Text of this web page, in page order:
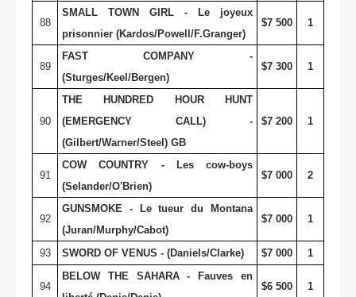
88
SMALL TOWN GIRL - Le joyeux
prisonnier (Kardos/Powell/F.Granger)
$7 500 1
89
FAST COMPANY -
(Sturges/Keel/Bergen)
$7 300 1
90
THE HUNDRED HOUR HUNT
(EMERGENCY CALL) -
(Gilbert/Warner/Steel) GB
$7 200 1
91
COW COUNTRY - Les cow-boys
(Selander/O'Brien)
$7 000 2
92
GUNSMOKE - Le tueur du Montana
(Juran/Murphy/Cabot)
$7 000 1
93 SWORD OF VENUS - (Daniels/Clarke) $7 000 1
94
BELOW THE SAHARA - Fauves en
$6 500 1